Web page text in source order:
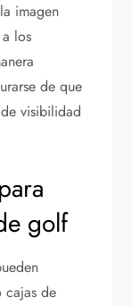
imagen
los
de que
visibilidad
golf
cajas de